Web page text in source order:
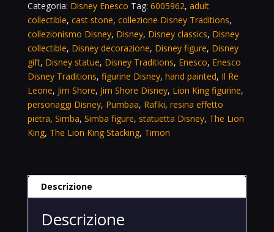
Figurine
6005962
quantità
Categoria: Disney Enesco Tag: 6005962, adult
collectible, cast stone, collezione Disney Traditions,
collezionismo Disney, Disney, Disney classics, Disney
collectible, Disney decorazione, Disney figure, Disney
gift, Disney statue, Disney Traditions, Enesco, Enesco
Disney Traditions, figurine Disney, hand painted, Il Re
Leone, Jim Shore, Jim Shore Disney, Lion King figurine,
personaggi Disney, Pumbaa, Rafiki, resina effetto
pietra, Simba, Simba figure, statuetta Disney, The Lion
King, The Lion King Stacking, Timon
Descrizione
Descrizione